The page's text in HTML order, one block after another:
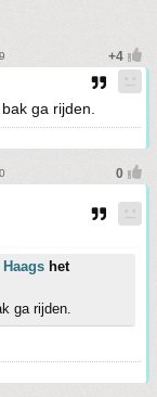
ga rijden.
Haags het
ga rijden.